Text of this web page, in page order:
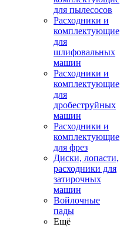
для пылесосов
Расходники и
комплектующие
для
шлифовальных
машин
Расходники и
комплектующие
для
дробеструйных
машин
Расходники и
комплектующие
для фрез
Диски, лопасти,
расходники для
затирочных
машин
Войлочные
пады
Ещё